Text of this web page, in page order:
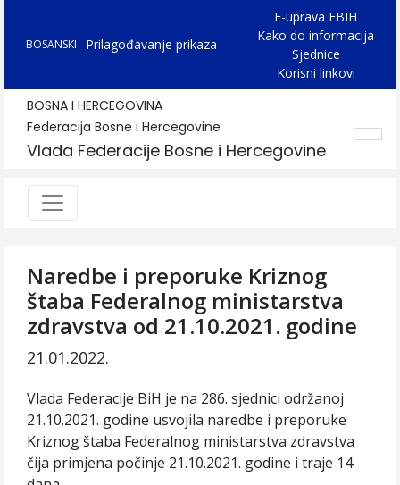
BOSANSKI Prilagođavanje prikaza
E-uprava FBIH
Kako do informacija
Sjednice
Korisni linkovi
BOSNA I HERCEGOVINA
Federacija Bosne i Hercegovine
Vlada Federacije Bosne i Hercegovine
Naredbe i preporuke Kriznog
štaba Federalnog ministarstva
zdravstva od 21.10.2021. godine
21.01.2022.
Vlada Federacije BiH je na 286. sjednici održanoj
21.10.2021. godine usvojila naredbe i preporuke
Kriznog štaba Federalnog ministarstva zdravstva
čija primjena počinje 21.10.2021. godine i traje 14